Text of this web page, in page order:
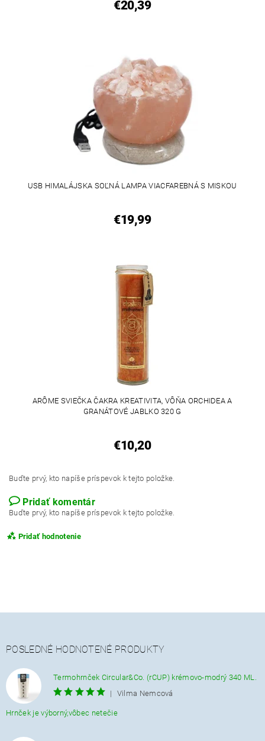
€20,39
USB HIMALÁJSKA SOĽNÁ LAMPA VIACFAREBNÁ S MISKOU
€19,99
ARÔME SVIEČKA ČAKRA KREATIVITA, VÔŇA ORCHIDEA A
GRANÁTOVÉ JABLKO 320 G
€10,20
Buďte prvý, kto napíše príspevok k tejto položke.
Pridať komentár
Buďte prvý, kto napíše príspevok k tejto položke.
Pridať hodnotenie
POSLEDNÉ HODNOTENÉ PRODUKTY
Termohrnček Circular&Co. (rCUP) krémovo-modrý 340 ML.
|
Vilma Nemcová
Hrnček je výborný,vôbec netečie